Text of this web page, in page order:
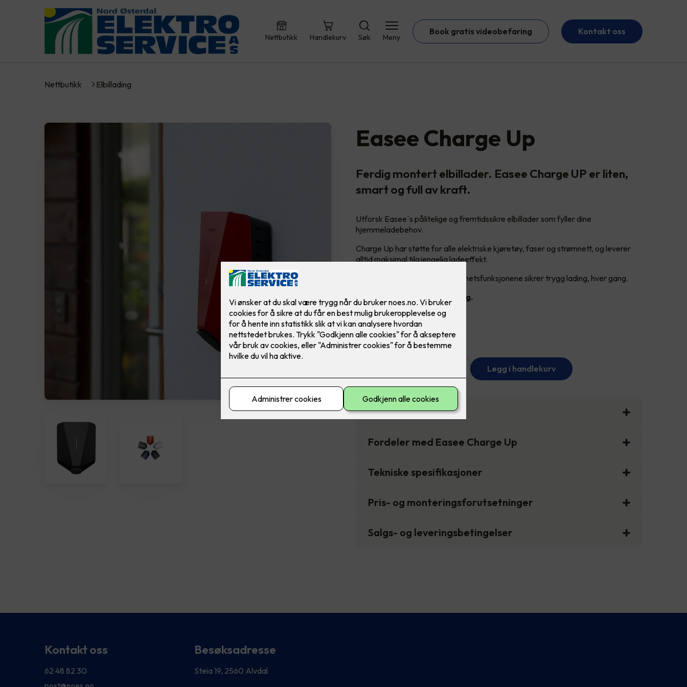
Nettbutikk Handlekurv Søk Meny
Book gratis videobefaring Kontakt oss
Nettbutikk Elbillading
Easee Charge Up
Ferdig montert elbillader. Easee Charge UP er liten,
smart og full av kraft.
Utforsk Easee`s pålitelige og fremtidssikre elbillader som fyller dine
hjemmeladebehov.
Charge Up har støtte for alle elektriske kjøretøy, faser og strømnett, og leverer
alltid maksimal tilgjengelig ladeeffekt.
De avanserte og smarte sikkerhetsfunksjonene sikrer trygg lading, hver gang.
Prisen er inkludert montering.
16,990,-
Legg i handlekurv
Pakken inneholder
Fordeler med Easee Charge Up
Tekniske spesifikasjoner
Pris- og monteringsforutsetninger
Salgs- og leveringsbetingelser
Kontakt oss
62 48 82 30
Besøksadresse
Steia 19, 2560 Alvdal